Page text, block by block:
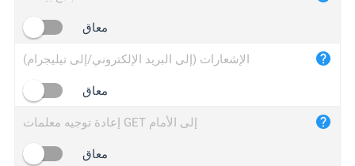
iplogger.cn
معاق
الإشعارات (إلى البريد الإلكتروني/إلى تيليجرام)
معاق
إعادة توجيه معلمات GET إلى الأمام
معاق